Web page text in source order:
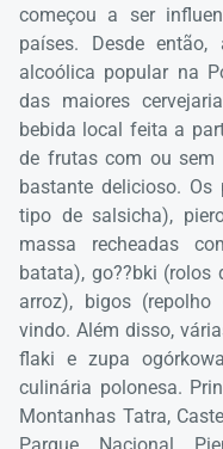
começou a ser
países. Desde
alcoólica popular na
das maiores
bebida local feita a
de frutas com ou sem
bastante delicioso.
tipo de salsicha),
massa recheadas
batata), go??bki (rolos
arroz), bigos
vindo. Além disso,
flaki e zupa
culinária polonesa.
Montanhas Tatra,